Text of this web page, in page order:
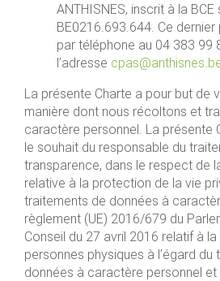
ANTHISNES, inscrit à la
BE0216.693.644. Ce
par téléphone au 04 383 99
l’adresse
La présente Charte a pour but de
manière dont nous récoltons et
caractère personnel. La présente
le souhait du responsable du
transparence, dans le respect de
relative à la protection de la vie
traitements de données à
règlement (UE) 2016/679 du
Conseil du 27 avril 2016 relatif à
personnes physiques à l’égard du
données à caractère personnel